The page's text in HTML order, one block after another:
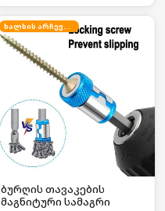
ხალხის არჩევანი
ბურღის თავაკების
მაგნიტური სამაგრი